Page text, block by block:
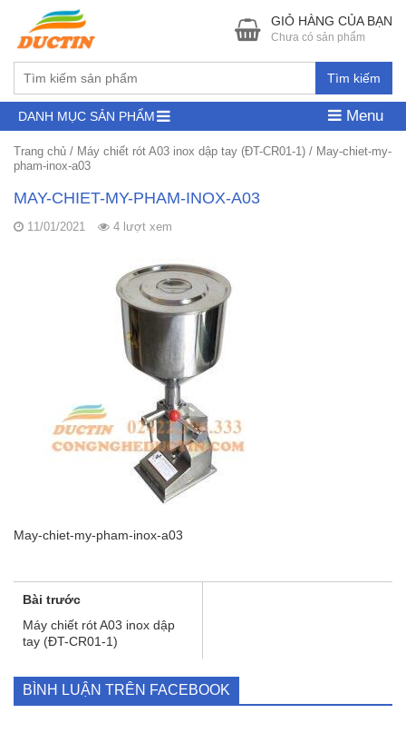
Tìm kiếm
GIỎ HÀNG CỦA BẠN
Chưa có sản phẩm
DANH MỤC SẢN PHẨM Menu
Trang chủ / Máy chiết rót A03 inox dập tay (ĐT-CR01-1) / May-chiet-my-
pham-inox-a03
MAY-CHIET-MY-PHAM-INOX-A03
11/01/2021 4 lượt xem
May-chiet-my-pham-inox-a03
Bài trước
Máy chiết rót A03 inox dập
tay (ĐT-CR01-1)
BÌNH LUẬN TRÊN FACEBOOK